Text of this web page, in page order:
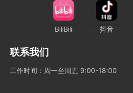
BiliBili 抖音
联系我们
工作时间：周一至周五 9:00-18:00